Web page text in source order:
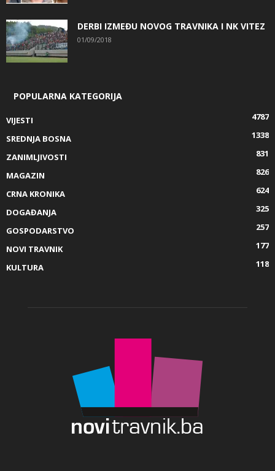
DERBI IZMEĐU NOVOG TRAVNIKA I NK VITEZ
01/09/2018
POPULARNA KATEGORIJA
VIJESTI
4787
SREDNJA BOSNA
1338
ZANIMLJIVOSTI
831
MAGAZIN
826
CRNA KRONIKA
624
DOGAĐANJA
325
GOSPODARSTVO
257
NOVI TRAVNIK
177
KULTURA
118